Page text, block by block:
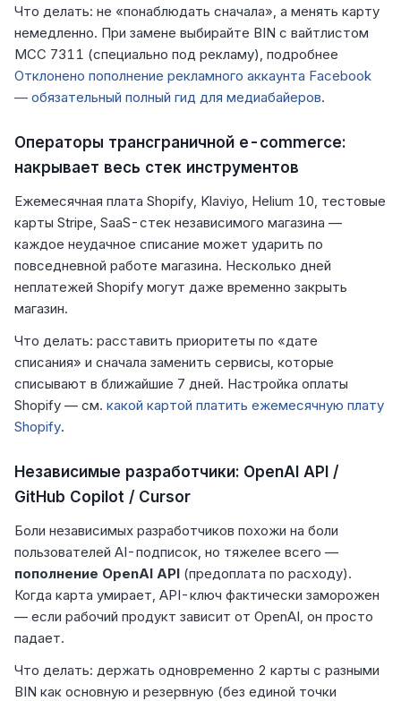
Что делать: не «понаблюдать сначала», а менять карту
немедленно. При замене выбирайте BIN с вайтлистом
MCC 7311 (специально под рекламу), подробнее
Отклонено пополнение рекламного аккаунта Facebook
— обязательный полный гид для медиабайеров.
Операторы трансграничной e-commerce:
накрывает весь стек инструментов
Ежемесячная плата Shopify, Klaviyo, Helium 10, тестовые
карты Stripe, SaaS-стек независимого магазина —
каждое неудачное списание может ударить по
повседневной работе магазина. Несколько дней
неплатежей Shopify могут даже временно закрыть
магазин.
Что делать: расставить приоритеты по «дате
списания» и сначала заменить сервисы, которые
списывают в ближайшие 7 дней. Настройка оплаты
Shopify — см. какой картой платить ежемесячную плату
Shopify.
Независимые разработчики: OpenAI API /
GitHub Copilot / Cursor
Боли независимых разработчиков похожи на боли
пользователей AI-подписок, но тяжелее всего —
пополнение OpenAI API (предоплата по расходу).
Когда карта умирает, API-ключ фактически заморожен
— если рабочий продукт зависит от OpenAI, он просто
падает.
Что делать: держать одновременно 2 карты с разными
BIN как основную и резервную (без единой точки